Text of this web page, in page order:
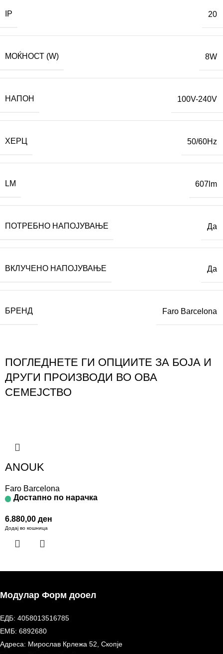
IP 20
МОЌНОСТ (W) 8W
НАПОН 100V-240V
ХЕРЦ 50/60Hz
LM 607lm
ПОТРЕБНО НАПОЈУВАЊЕ Да
ВКЛУЧЕНО НАПОЈУВАЊЕ Да
БРЕНД Faro Barcelona
ПОГЛЕДНЕТЕ ГИ ОПЦИИТЕ ЗА БОЈА И
ДРУГИ ПРОИЗВОДИ ВО ОВА
СЕМЕЈСТВО
ANOUK
Faro Barcelona
Достапно по нарачка
6.880,00 ден
Додај во кошница
Модулар Форм дооел
ЕДБ: 4058013516785
ЕМБ: 6892680
Адреса: Мирослав Крлежа 52, Скопје